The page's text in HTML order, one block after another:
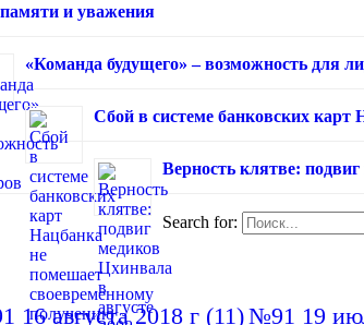
и уважения
«Команда будущего» – возможность для
Сбой в системе банковских
Верность клятве:
Search for:
16 августа 2018 г (11)№91 19